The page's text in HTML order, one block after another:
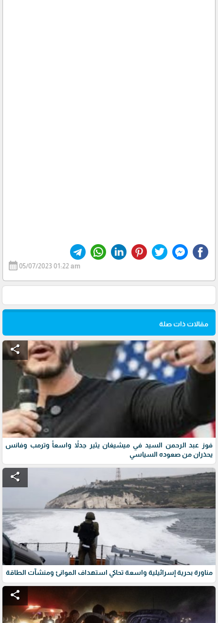
calendar_month05/07/2023 01:22 am
مقالات ذات صلة
share
فوز عبد الرحمن السيد في ميشيغان يثير جدلاً واسعاً وترمب وفانس
يحذران من صعوده السياسي
share
مناورة بحرية إسرائيلية واسعة تحاكي استهداف الموانئ ومنشآت الطاقة
share